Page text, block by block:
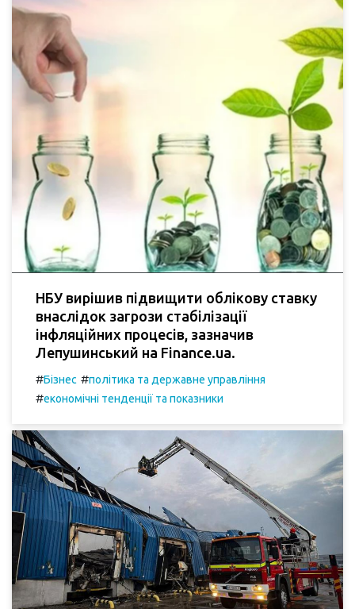
НБУ вирішив підвищити облікову ставку
внаслідок загрози стабілізації
інфляційних процесів, зазначив
Лепушинський на Finance.ua.
#Бізнес #політика та державне управління
#економічні тенденції та показники